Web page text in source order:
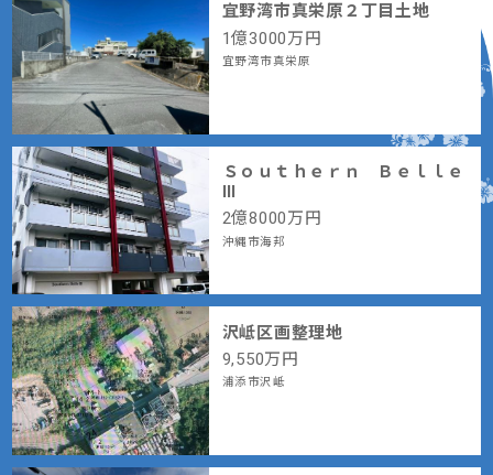
宜野湾市真栄原２丁目土地
1億3000万円
宜野湾市真栄原
Ｓｏｕｔｈｅｒｎ Ｂｅｌｌｅ
Ⅲ
2億8000万円
沖縄市海邦
沢岻区画整理地
9,550万円
浦添市沢岻